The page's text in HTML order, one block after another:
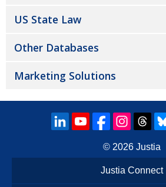
US State Law
Other Databases
Marketing Solutions
© 2026 Justia
Justia Connect